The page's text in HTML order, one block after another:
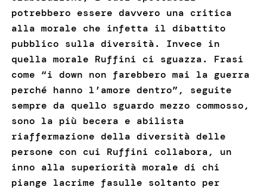
potrebbero essere davvero una critica
alla morale che infetta il dibattito
pubblico sulla diversità. Invece in
quella morale Ruffini ci sguazza. Frasi
come “i down non farebbero mai la guerra
perché hanno l’amore dentro”, seguite
sempre da quello sguardo mezzo commosso,
sono la più becera e abilista
riaffermazione della diversità delle
persone con cui Ruffini collabora, un
inno alla superiorità morale di chi
piange lacrime fasulle soltanto per